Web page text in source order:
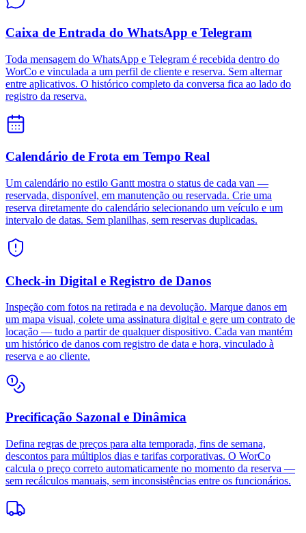
Caixa de Entrada do WhatsApp e Telegram
Toda mensagem do WhatsApp e Telegram é recebida dentro do
WorCo e vinculada a um perfil de cliente e reserva. Sem alternar
entre aplicativos. O histórico completo da conversa fica ao lado do
registro da reserva.
Calendário de Frota em Tempo Real
Um calendário no estilo Gantt mostra o status de cada van —
reservada, disponível, em manutenção ou reservada. Crie uma
reserva diretamente do calendário selecionando um veículo e um
intervalo de datas. Sem planilhas, sem reservas duplicadas.
Check-in Digital e Registro de Danos
Inspeção com fotos na retirada e na devolução. Marque danos em
um mapa visual, colete uma assinatura digital e gere um contrato de
locação — tudo a partir de qualquer dispositivo. Cada van mantém
um histórico de danos com registro de data e hora, vinculado à
reserva e ao cliente.
Precificação Sazonal e Dinâmica
Defina regras de preços para alta temporada, fins de semana,
descontos para múltiplos dias e tarifas corporativas. O WorCo
calcula o preço correto automaticamente no momento da reserva —
sem recálculos manuais, sem inconsistências entre os funcionários.